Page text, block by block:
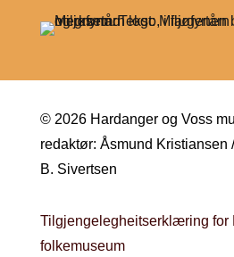
© 2026 Hardanger og Voss
redaktør: Åsmund Kristiansen
B. Sivertsen
Tilgjengelegheitserklæring for
folkemuseum